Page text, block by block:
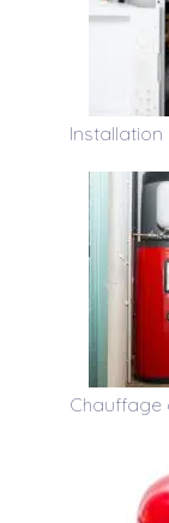
Installation
Chauffage